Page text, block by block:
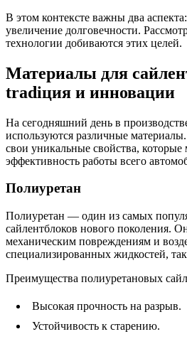
В этом контексте важны два
увеличение долговечности.
технологии добиваются этих целей.
Материалы для
tradiция и инновации
На сегодняшний день в
используются различные
свои уникальные свойства, которые
эффективность работы всего
Полиуретан
Полиуретан — один из самых
сайлентблоков нового поколения.
механическим повреждениям и
специализированных жидкостей,
Преимущества полиуретановых
Высокая прочность на разрыв.
Устойчивость к старению.